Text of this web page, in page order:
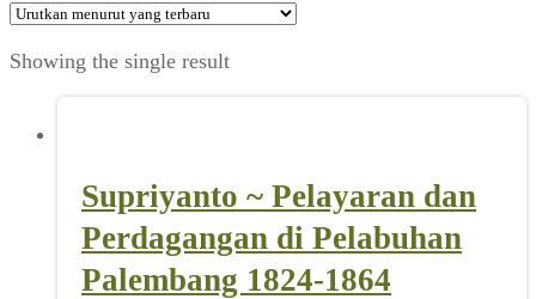
Showing the single result
Supriyanto ~ Pelayaran dan
Perdagangan di Pelabuhan
Palembang 1824-1864